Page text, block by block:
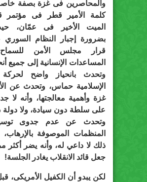
والمحاصرين فى غزة بصفة
كلمة الأمير قطر فى مؤتمر
الميت الأخير فى عمّان،
بضرورة إجبار النظام السوري
قرار مجلس الأمن
المساعدات الإنسانية إلى جميع
وتحدث بانحياز واضح لحركة
الإسلامية حماس، وتحدث عن
غزة وأهمية معالجتها، وأنه لا
على سلطة دون سيادة، ولا دولة
وتحدث عن عدم جدوى
المنظمات الموصوفة بالإرهاب،
ذلك لا داعي له، وأنه يضر أكثر
جعل قائد الانقلاب يغادر الجلسة!
لكن يبدو أن الكفيل الأمريكى،